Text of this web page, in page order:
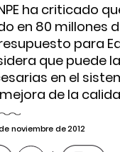
ha criticado
en 80 millones
para
que puede
en el
de la
noviembre de 2012